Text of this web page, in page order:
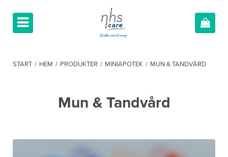
START / HEM / PRODUKTER / MINIAPOTEK / MUN & TANDVÅRD
Mun & Tandvård